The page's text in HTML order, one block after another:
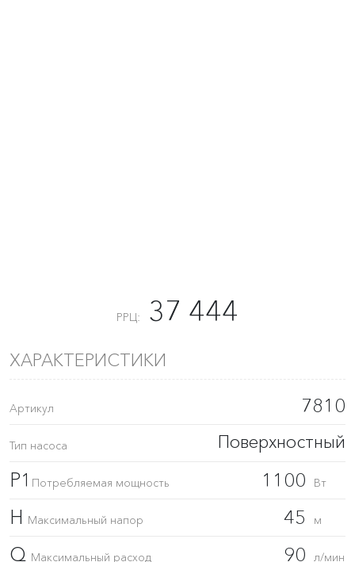
РРЦ: 37 444
ХАРАКТЕРИСТИКИ
Артикул 7810
Тип насоса Поверхностный
P1 Потребляемая мощность 1100 Вт
H Максимальный напор 45 м
Q Максимальный расход 90 л/мин